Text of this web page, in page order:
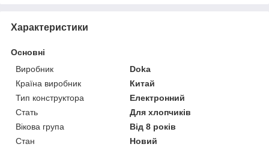
Характеристики
Основні
Виробник
Doka
Країна виробник
Китай
Тип конструктора
Електронний
Стать
Для хлопчиків
Вікова група
Від 8 років
Стан
Новий